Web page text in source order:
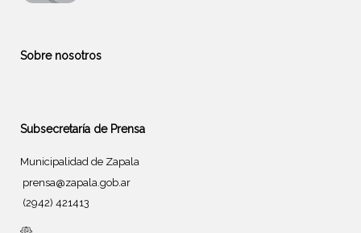
Sobre nosotros
Subsecretaría de Prensa
Municipalidad de Zapala
prensa@zapala.gob.ar
(2942) 421413